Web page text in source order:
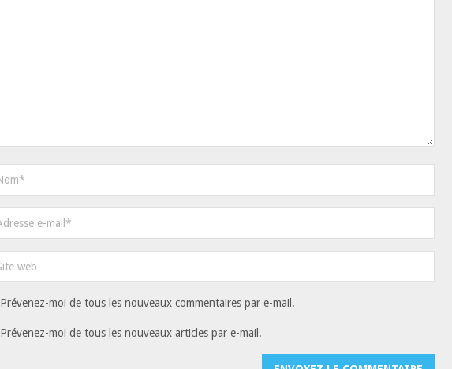
Prévenez-moi de tous les nouveaux commentaires par e-mail.
Prévenez-moi de tous les nouveaux articles par e-mail.